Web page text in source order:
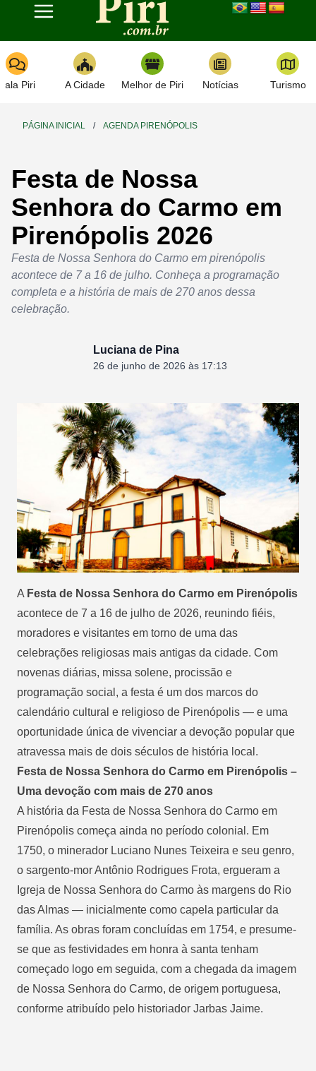
Toggle navigation
Piri A Cidade Melhor de Piri Notícias Turismo
PÁGINA INICIAL / AGENDA PIRENÓPOLIS
Festa de Nossa
Senhora do Carmo em
Pirenópolis 2026
Festa de Nossa Senhora do Carmo em pirenópolis
acontece de 7 a 16 de julho. Conheça a programação
completa e a história de mais de 270 anos dessa
celebração.
Luciana de Pina
26 de junho de 2026 às 17:13
A Festa de Nossa Senhora do Carmo em Pirenópolis
acontece de 7 a 16 de julho de 2026, reunindo fiéis,
moradores e visitantes em torno de uma das
celebrações religiosas mais antigas da cidade. Com
novenas diárias, missa solene, procissão e
programação social, a festa é um dos marcos do
calendário cultural e religioso de Pirenópolis — e uma
oportunidade única de vivenciar a devoção popular que
atravessa mais de dois séculos de história local.
Festa de Nossa Senhora do Carmo em Pirenópolis –
Uma devoção com mais de 270 anos
A história da Festa de Nossa Senhora do Carmo em
Pirenópolis começa ainda no período colonial. Em
1750, o minerador Luciano Nunes Teixeira e seu genro,
o sargento-mor Antônio Rodrigues Frota, ergueram a
Igreja de Nossa Senhora do Carmo às margens do Rio
das Almas — inicialmente como capela particular da
família. As obras foram concluídas em 1754, e presume-
se que as festividades em honra à santa tenham
começado logo em seguida, com a chegada da imagem
de Nossa Senhora do Carmo, de origem portuguesa,
conforme atribuído pelo historiador Jarbas Jaime.